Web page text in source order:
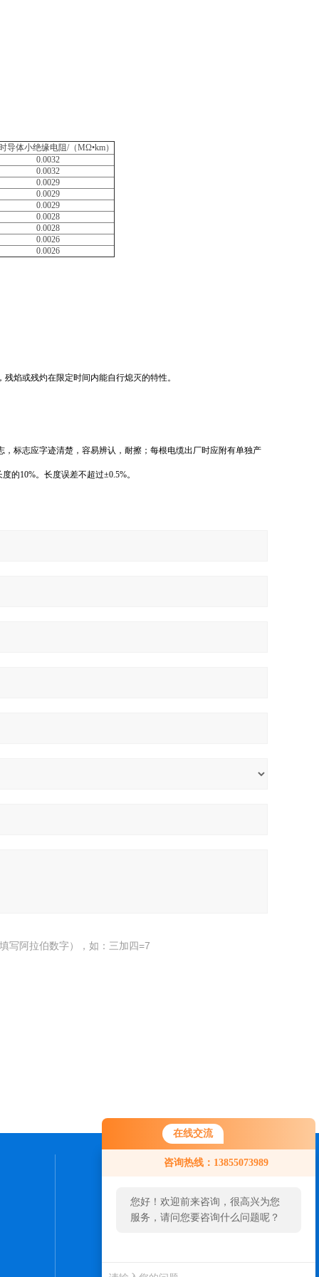
在线交流
咨询热线：13855073989
您好！欢迎前来咨询，很高兴为您
服务，请问您要咨询什么问题呢？
导体小绝缘电阻/（MΩ•km）
0.0032
0.0032
0.0029
0.0029
0.0029
0.0028
0.0028
0.0026
0.0026
焰或残灼在限定时间内能自行熄灭的特性。
标志应字迹清楚，容易辨认，耐擦；每根电缆出厂时应附有单独产
的10%。长度误差不超过±0.5%。
写阿拉伯数字），如：三加四=7
联系我们
24小时热线：